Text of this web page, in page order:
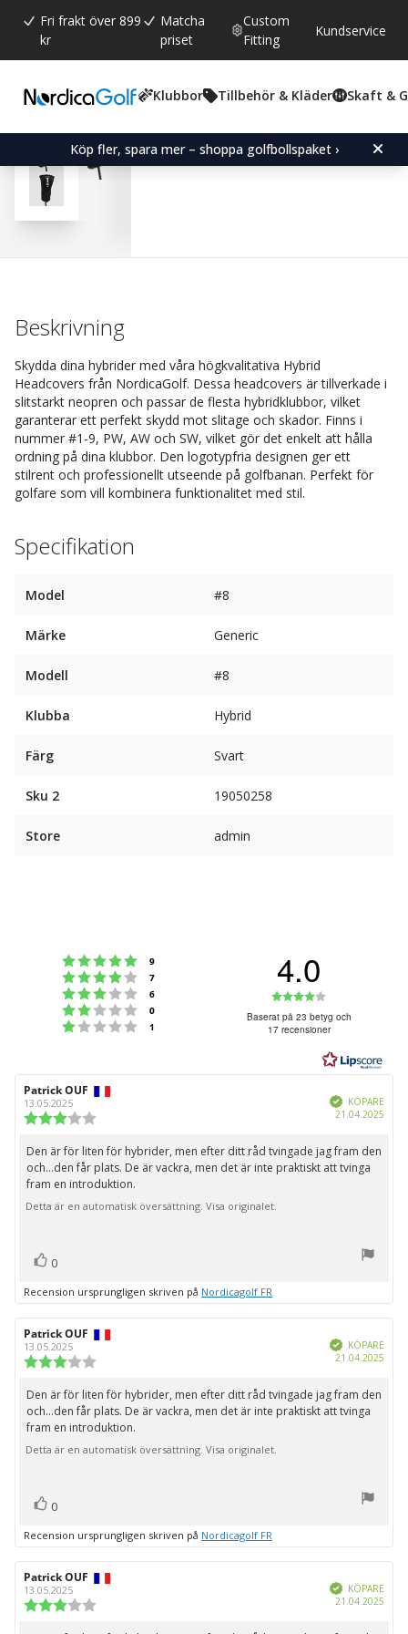
Fri frakt över 899
kr
Matcha
priset
Custom
Fitting
Kundservice
Klubbor Tillbehör & Kläder Skaft &
Köp fler, spara mer – shoppa golfbollspaket ›
Snittbetyg:
4.0 (röster:
23)
Hybrid Headcover
Beskrivning
Skydda dina hybrider med våra högkvalitativa Hybrid
Headcovers från NordicaGolf. Dessa headcovers är tillverkade i
slitstarkt neopren och passar de flesta hybridklubbor, vilket
garanterar ett perfekt skydd mot slitage och skador. Finns i
nummer #1-9, PW, AW och SW, vilket gör det enkelt att hålla
ordning på dina klubbor. Den logotypfria designen ger ett
stilrent och professionellt utseende på golfbanan. Perfekt för
golfare som vill kombinera funktionalitet med stil.
Specifikation
Model #8
Märke Generic
Modell #8
Klubba Hybrid
Färg Svart
Sku 2 19050258
Store admin
Betyg: 5 utav 5 stjärnor
9
Betyg: 4 utav 5 stjärnor
7
Betyg: 3 utav 5 stjärnor
6
Betyg: 2 utav 5 stjärnor
0
Betyg: 1 utav 5 stjärnor
1
4.0
4.0
utav
5
Baserat på 23 betyg och
17 recensioner
Recensionsförfattare:
Patrick OUF
13.05.2025
utav
5
stjärnor
Bekräftad
KÖPARE
21.04.2025
Recensionstext:
Den är för liten för hybrider, men efter ditt råd tvingade jag fram den
och...den får plats. De är vackra, men det är inte praktiskt att tvinga
fram en introduktion.
Detta är en automatisk översättning. Visa originalet.
Rösta
0
Recension ursprungligen skriven på Nordicagolf FR
Recensionsförfattare:
Patrick OUF
13.05.2025
utav
5
stjärnor
Bekräftad
KÖPARE
21.04.2025
Recensionstext:
Den är för liten för hybrider, men efter ditt råd tvingade jag fram den
och...den får plats. De är vackra, men det är inte praktiskt att tvinga
fram en introduktion.
Detta är en automatisk översättning. Visa originalet.
Rösta
0
Recension ursprungligen skriven på Nordicagolf FR
Recensionsförfattare:
Patrick OUF
13.05.2025 Bekräftad
KÖPARE
21.04.2025